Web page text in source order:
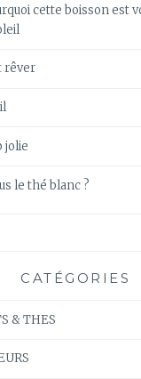
cette boisson est
rêver
jolie
le thé blanc ?
CATÉGORIES
& THES